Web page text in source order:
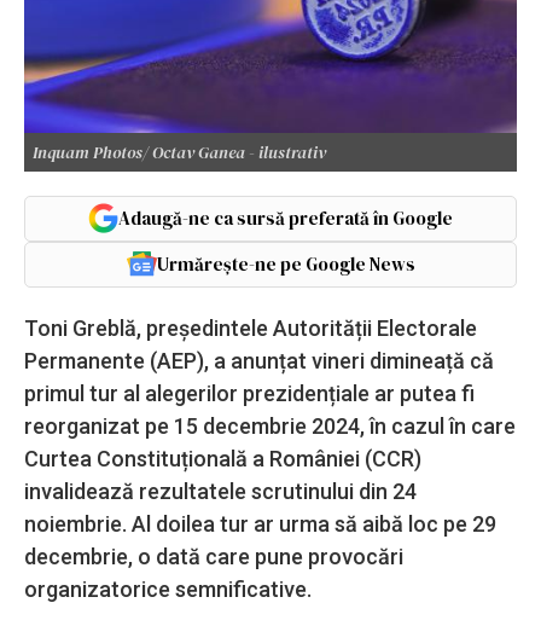
Inquam Photos/ Octav Ganea - ilustrativ
Adaugă-ne ca sursă preferată în Google
Urmărește-ne pe Google News
Toni Greblă, președintele Autorității Electorale
Permanente (AEP), a anunțat vineri dimineață că
primul tur al alegerilor prezidențiale ar putea fi
reorganizat pe 15 decembrie 2024, în cazul în care
Curtea Constituțională a României (CCR)
invalidează rezultatele scrutinului din 24
noiembrie. Al doilea tur ar urma să aibă loc pe 29
decembrie, o dată care pune provocări
organizatorice semnificative.